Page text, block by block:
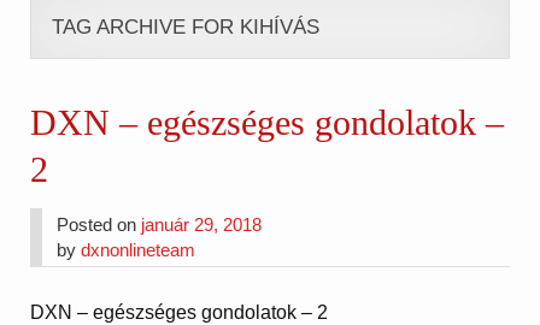
TAG ARCHIVE FOR KIHÍVÁS
DXN – egészséges gondolatok –
2
Posted on január 29, 2018
bydxnonlineteam
DXN – egészséges gondolatok – 2